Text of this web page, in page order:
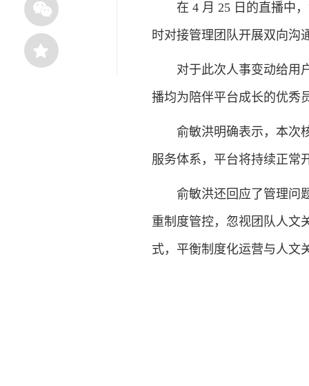
在 4 月 25 日的直播中，
时对接管理团队开展双向沟
对于此次人事变动给用户
播均为陪伴平台成长的优秀
俞敏洪明确表示，本次核
服务体系，平台将持续正常
俞敏洪还回应了管理问题
重制度管控，忽视团队人文
式，平衡制度化运营与人文